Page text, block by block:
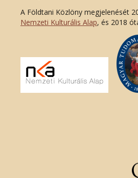
A Földtani Közlöny megjelenését
Nemzeti Kulturális Alap, és 2018